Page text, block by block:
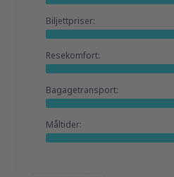
Biljettpriser:
Resekomfort:
Bagagetransport:
Måltider: